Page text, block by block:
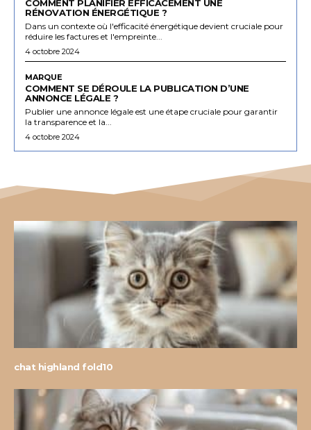
COMMENT PLANIFIER EFFICACEMENT UNE
RÉNOVATION ÉNERGÉTIQUE ?
Dans un contexte où l'efficacité énergétique devient cruciale pour
réduire les factures et l'empreinte...
4 octobre 2024
MARQUE
COMMENT SE DÉROULE LA PUBLICATION D’UNE
ANNONCE LÉGALE ?
Publier une annonce légale est une étape cruciale pour garantir
la transparence et la...
4 octobre 2024
chat highland fold10